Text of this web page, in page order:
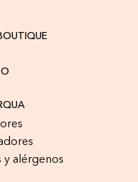
y alérgenos